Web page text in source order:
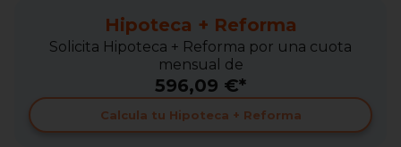
Hipoteca + Reforma
Solicita Hipoteca + Reforma por una cuota
mensual de
596,09 €*
Calcula tu Hipoteca + Reforma